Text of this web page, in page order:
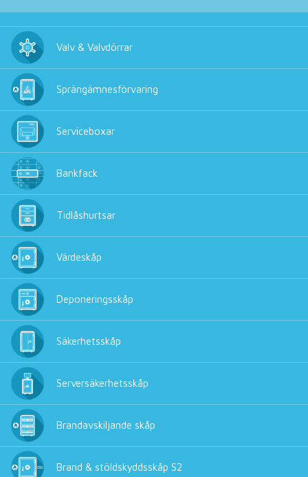
Valv & Valvdörrar
Sprängämnesförvaring
Serviceboxar
Bankfack
Tidlåshurtsar
Värdeskåp
Deponeringsskåp
Säkerhetsskåp
Serversäkerhetsskåp
Brandavskiljande skåp
Brand & stöldskyddsskåp S2